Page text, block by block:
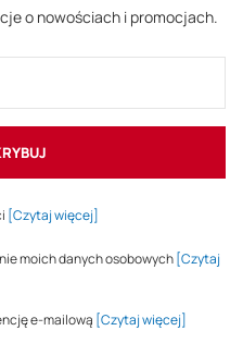
o nowościach i promocjach.
[Czytaj więcej]
moich danych osobowych [Czytaj
e-mailową [Czytaj więcej]